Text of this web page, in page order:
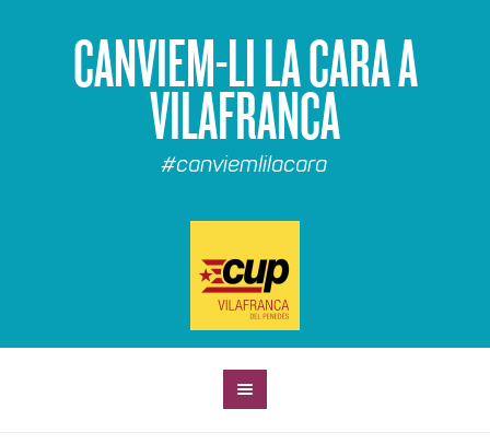
CANVIEM-LI LA CARA A
VILAFRANCA
#canviemlilacara